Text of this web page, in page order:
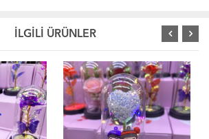
İLGİLİ ÜRÜNLER